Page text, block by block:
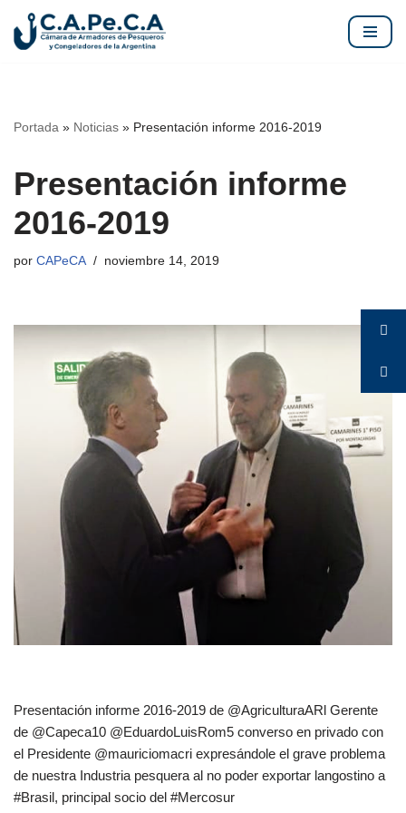
Saltar
Portada » Noticias » Presentación informe 2016-2019
Presentación informe
2016-2019
por CAPeCA noviembre 14, 2019
Presentación informe 2016-2019 de @AgriculturaARl Gerente
de @Capeca10 @EduardoLuisRom5 converso en privado con
el Presidente @mauriciomacri expresándole el grave problema
de nuestra Industria pesquera al no poder exportar langostino a
#Brasil, principal socio del #Mercosur